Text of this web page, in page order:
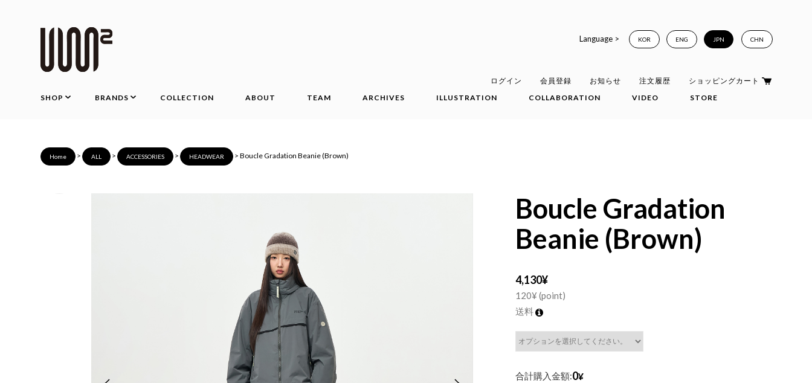
Language > KOR ENG JPN CHN
ログイン 会員登録 お知らせ 注文履歴
ショッピングカート
SHOP
BRANDS COLLECTION ABOUT TEAM ARCHIVES ILLUSTRATION COLLABORATION VIDEO STORE
Home > ALL > ACCESSORIES > HEADWEAR > Boucle Gradation Beanie (Brown)
Boucle Gradation
Beanie (Brown)
4,130¥
120¥ (point)
送料
合計購入金額:0¥